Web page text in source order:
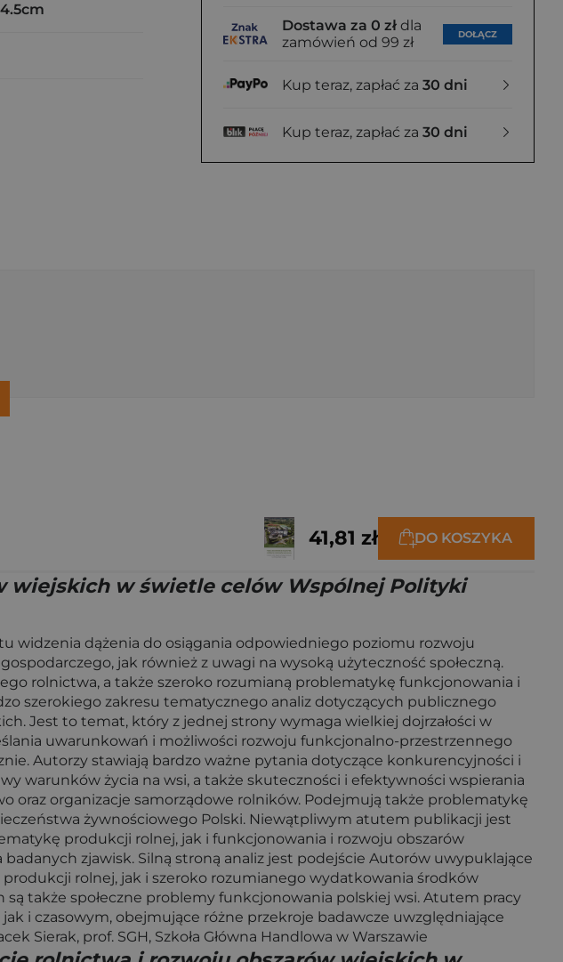
Dostawa za 0 zł dla
zamówień od 99 zł
DOŁĄCZ
Kup teraz, zapłać za 30 dni
Kup teraz, zapłać za 30 dni
41,81 zł DO KOSZYKA
wiejskich w świetle celów Wspólnej Polityki
dążenia do osiągania odpowiedniego poziomu rozwoju
jak również z uwagi na wysoką użyteczność społeczną.
rolnictwa, a także szeroko rozumianą problematykę funkcjonowania i
szerokiego zakresu tematycznego analiz dotyczących publicznego
Jest to temat, który z jednej strony wymaga wielkiej dojrzałości w
uwarunkowań i możliwości rozwoju funkcjonalno-przestrzennego
Autorzy stawiają bardzo ważne pytania dotyczące konkurencyjności i
warunków życia na wsi, a także skuteczności i efektywności wspierania
oraz organizacje samorządowe rolników. Podejmują także problematykę
żywnościowego Polski. Niewątpliwym atutem publikacji jest
produkcji rolnej, jak i funkcjonowania i rozwoju obszarów
zjawisk. Silną stroną analiz jest podejście Autorów uwypuklające
rolnej, jak i szeroko rozumianego wydatkowania środków
także społeczne problemy funkcjonowania polskiej wsi. Atutem pracy
i czasowym, obejmujące różne przekroje badawcze uwzględniające
Sierak, prof. SGH, Szkoła Główna Handlowa w Warszawie